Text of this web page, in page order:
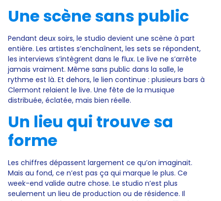
Une scène sans public
Pendant deux soirs, le studio devient une scène à part
entière. Les artistes s’enchaînent, les sets se répondent,
les interviews s’intègrent dans le flux. Le live ne s’arrête
jamais vraiment. Même sans public dans la salle, le
rythme est là. Et dehors, le lien continue : plusieurs bars à
Clermont relaient le live. Une fête de la musique
distribuée, éclatée, mais bien réelle.
Un lieu qui trouve sa
forme
Les chiffres dépassent largement ce qu’on imaginait.
Mais au fond, ce n’est pas ça qui marque le plus. Ce
week-end valide autre chose. Le studio n’est plus
seulement un lieu de production ou de résidence. Il